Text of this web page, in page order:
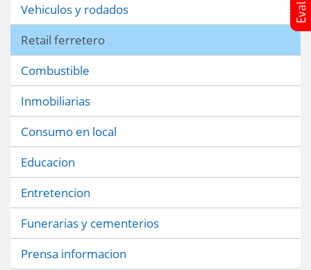
Vehiculos y rodados
Retail ferretero
Combustible
Inmobiliarias
Consumo en local
Educacion
Entretencion
Funerarias y cementerios
Prensa informacion